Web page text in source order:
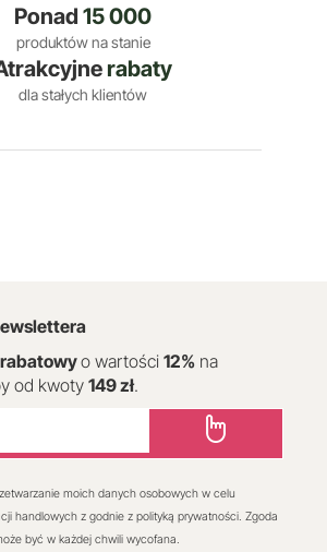
Ponad 15 000
produktów na stanie
rabaty
dla stałych klientów
rabatowyo wartości 12% na
od kwoty149 zł.
moich danych osobowych w celu
handlowych z godnie z polityką prywatności. Zgoda
być w każdej chwili wycofana.